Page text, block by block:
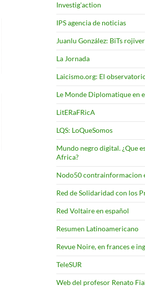
Investig'action
IPS agencia de noticias
Juanlu González: BiTs
La Jornada
Laicismo.org: El
Le Monde Diplomatique en
LitERaFRicA
LQS: LoQueSomos
Mundo negro digital. ¿Que
Africa?
Nodo50 contrainformacion
Red de Solidaridad con los
Red Voltaire en español
Resumen Latinoamericano
Revue Noire, en frances e
TeleSUR
Web del profesor Renato